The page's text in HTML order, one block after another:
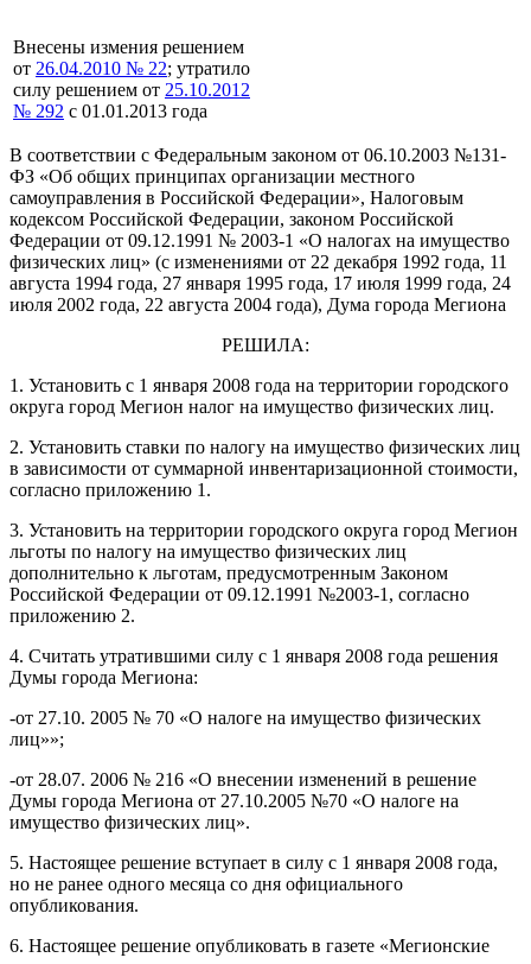
Внесены измения решением
от 26.04.2010 № 22; утратило
силу решением от 25.10.2012
№ 292 с 01.01.2013 года
В соответствии с Федеральным законом от 06.10.2003 №131-
ФЗ «Об общих принципах организации местного
самоуправления в Российской Федерации», Налоговым
кодексом Российской Федерации, законом Российской
Федерации от 09.12.1991 № 2003-1 «О налогах на имущество
физических лиц» (с изменениями от 22 декабря 1992 года, 11
августа 1994 года, 27 января 1995 года, 17 июля 1999 года, 24
июля 2002 года, 22 августа 2004 года), Дума города Мегиона
РЕШИЛА:
1. Установить с 1 января 2008 года на территории городского
округа город Мегион налог на имущество физических лиц.
2. Установить ставки по налогу на имущество физических лиц
в зависимости от суммарной инвентаризационной стоимости,
согласно приложению 1.
3. Установить на территории городского округа город Мегион
льготы по налогу на имущество физических лиц
дополнительно к льготам, предусмотренным Законом
Российской Федерации от 09.12.1991 №2003-1, согласно
приложению 2.
4. Считать утратившими силу с 1 января 2008 года решения
Думы города Мегиона:
-от 27.10. 2005 № 70 «О налоге на имущество физических
лиц»»;
-от 28.07. 2006 № 216 «О внесении изменений в решение
Думы города Мегиона от 27.10.2005 №70 «О налоге на
имущество физических лиц».
5. Настоящее решение вступает в силу с 1 января 2008 года,
но не ранее одного месяца со дня официального
опубликования.
6. Настоящее решение опубликовать в газете «Мегионские